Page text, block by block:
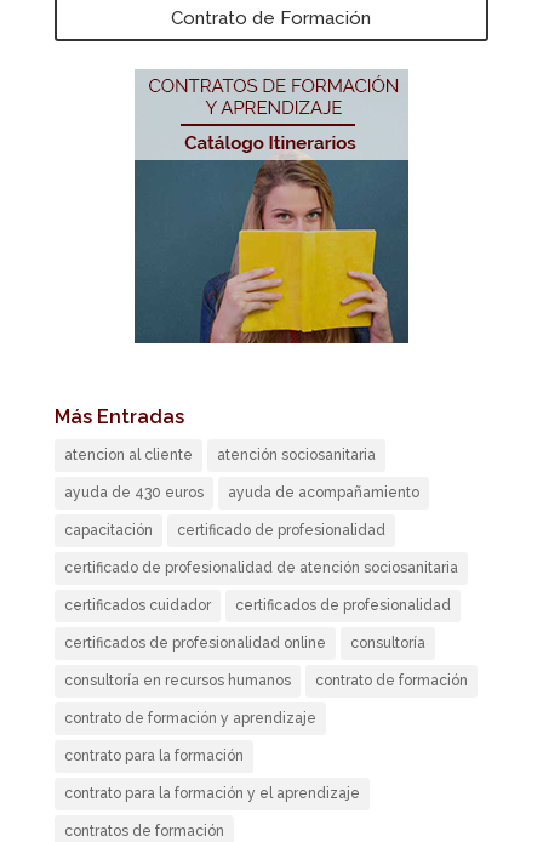
Contrato de Formación
Más Entradas
atencion al cliente atención sociosanitaria
ayuda de 430 euros ayuda de acompañamiento
capacitación certificado de profesionalidad
certificado de profesionalidad de atención sociosanitaria
certificados cuidador certificados de profesionalidad
certificados de profesionalidad online consultoría
consultoría en recursos humanos contrato de formación
contrato de formación y aprendizaje
contrato para la formación
contrato para la formación y el aprendizaje
contratos de formación